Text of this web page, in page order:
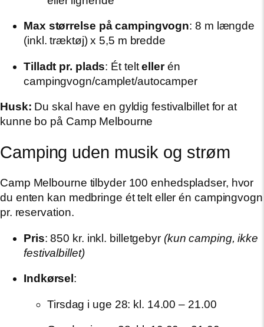
Max størrelse på campingvogn: 8 m længde
(inkl. træktøj) x 5,5 m bredde
Tilladt pr. plads: Ét teltellerén
campingvogn/camplet/autocamper
Husk: Du skal have en gyldig festivalbillet for at
kunne bo på Camp Melbourne
Camping uden musik og strøm
Camp Melbourne tilbyder 100 enhedspladser, hvor
du enten kan medbringe ét telt eller én campingvogn
pr. reservation.
Pris: 850 kr. inkl. billetgebyr (kun camping, ikke
festivalbillet)
Indkørsel :
Tirsdag i uge 28: kl. 14.00 – 21.00